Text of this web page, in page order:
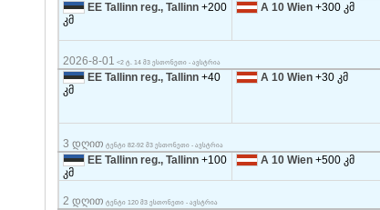
EE Tallinn reg., Tallinn +200
კმ
A 10 Wien +300 კმ
2026-8-01 <2 ტ. 14 მ3 ესთონეთი - ავსტრია
EE Tallinn reg., Tallinn +40
კმ
A 10 Wien +30 კმ
3 დღით ტენტი 82-92 მ3 ესთონეთი - ავსტრია
EE Tallinn reg., Tallinn +100
კმ
A 10 Wien +500 კმ
2 დღით ტენტი 120 მ3 ესთონეთი - ავსტრია